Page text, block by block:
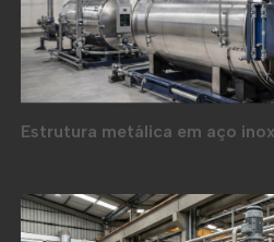
Estrutura metálica em aço